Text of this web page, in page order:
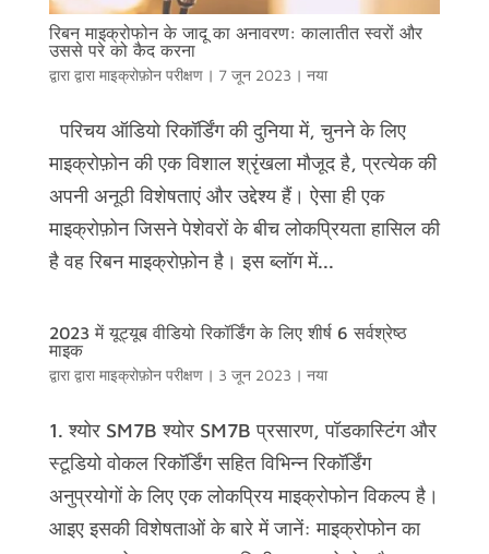
रिबन माइक्रोफोन के जादू का अनावरण: कालातीत स्वरों और
उससे परे को कैद करना
द्वारा द्वारामाइक्रोफ़ोन परीक्षण| 7 जून 2023 | नया
परिचय ऑडियो रिकॉर्डिंग की दुनिया में, चुनने के लिए
माइक्रोफ़ोन की एक विशाल श्रृंखला मौजूद है, प्रत्येक की
अपनी अनूठी विशेषताएं और उद्देश्य हैं। ऐसा ही एक
माइक्रोफ़ोन जिसने पेशेवरों के बीच लोकप्रियता हासिल की
है वह रिबन माइक्रोफ़ोन है। इस ब्लॉग में...
2023 में यूट्यूब वीडियो रिकॉर्डिंग के लिए शीर्ष 6 सर्वश्रेष्ठ
माइक
द्वारा द्वारामाइक्रोफ़ोन परीक्षण| 3 जून 2023 | नया
1. श्योर SM7B श्योर SM7B प्रसारण, पॉडकास्टिंग और
स्टूडियो वोकल रिकॉर्डिंग सहित विभिन्न रिकॉर्डिंग
अनुप्रयोगों के लिए एक लोकप्रिय माइक्रोफोन विकल्प है।
आइए इसकी विशेषताओं के बारे में जानें: माइक्रोफोन का